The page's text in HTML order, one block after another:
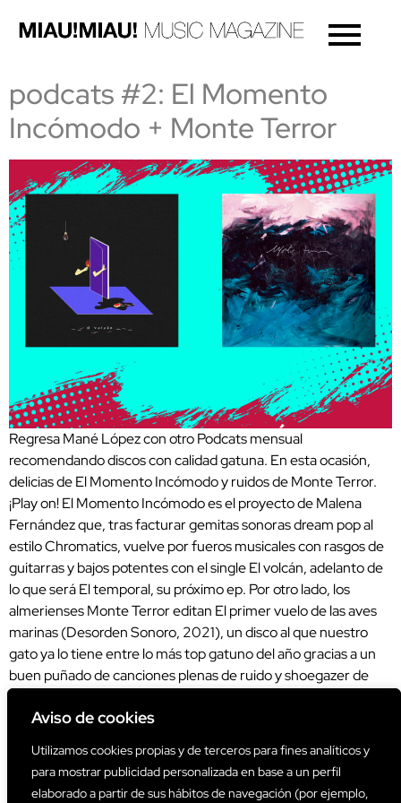
Aviso de cookies
Utilizamos cookies propias y de terceros para fines analíticos y
para mostrar publicidad personalizada en base a un perfil
elaborado a partir de sus hábitos de navegación (por ejemplo,
podcats #2: El Momento
Incómodo + Monte Terror
Regresa Mané López con otro Podcats mensual
recomendando discos con calidad gatuna. En esta ocasión,
delicias de El Momento Incómodo y ruidos de Monte Terror.
¡Play on! El Momento Incómodo es el proyecto de Malena
Fernández que, tras facturar gemitas sonoras dream pop al
estilo Chromatics, vuelve por fueros musicales con rasgos de
guitarras y bajos potentes con el single El volcán, adelanto de
lo que será El temporal, su próximo ep. Por otro lado, los
almerienses Monte Terror editan El primer vuelo de las aves
marinas (Desorden Sonoro, 2021), un disco al que nuestro
gato ya lo tiene entre lo más top gatuno del año gracias a un
buen puñado de canciones plenas de ruido y shoegazer de
Melodías y ruidos gatunos, ¡la combinación perfecta de la
melódigos gatunos! También podéis escuchar estas
recomendaciones gatunas a través de Ivoox.